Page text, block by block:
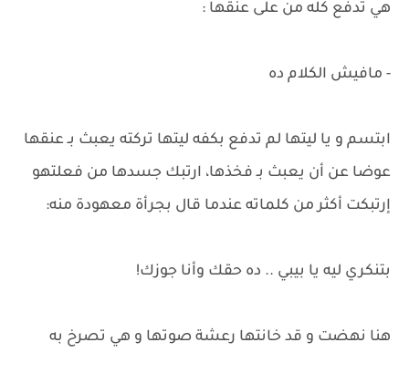
هي تدفع كله من على عنقها :
- مافيش الكلام ده
ابتسم و يا ليتها لم تدفع بكفه ليتها تركته يعبث بـ عنقها
عوضا عن أن يعبث بـ فخذها، ارتبك جسدها من فعلتهو
إرتبكت أكثر من كلماته عندما قال بجرأة معهودة منه:
بتنكري ليه يا بيبي .. ده حقك وأنا جوزك!
هنا نهضت و قد خانتها رعشة صوتها و هي تصرخ به